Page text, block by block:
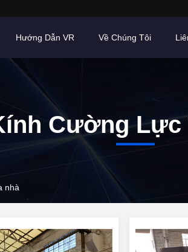
Hướng Dẫn VR Về Chúng Tôi
Cường Lực
nhà